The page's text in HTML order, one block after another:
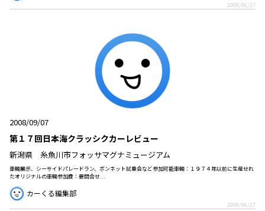
2008/06/27
2008/09/07
第１７回日本海クラッシクカーレビュー
新潟県 糸魚川市フォッサマグナミュージアム
車輌展示、シーサイドパレードラン、ボンネット試乗会など参加可能車輌：１９７４年以前に生産せれ
たオリジナルの車輌参加費：要問合せ...
カーくる編集部
2008/06/27